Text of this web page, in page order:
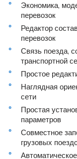
Экономика,
перевозок
Редактор
перевозок
Связь поезда,
транспортной
Простое
Наглядная
сети
Простая
параметров
Совместное
грузовых